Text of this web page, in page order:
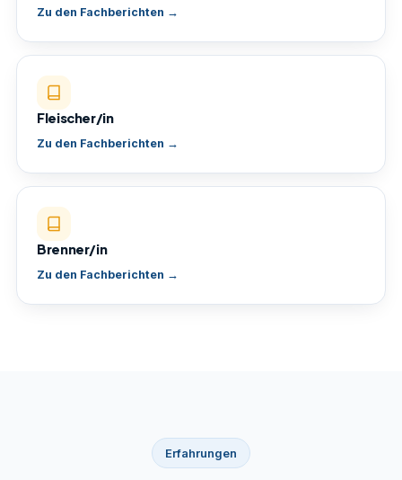
Zu den Fachberichten →
Fleischer/in
Zu den Fachberichten →
Brenner/in
Zu den Fachberichten →
Erfahrungen